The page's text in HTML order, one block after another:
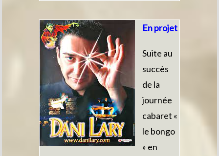
En projet
Suite au
succès
de la
journée
cabaret «
le bongo
» en